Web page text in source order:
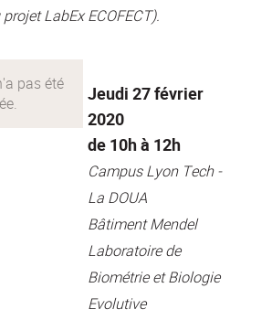
LabEx ECOFECT).
Jeudi 27 février
2020
de 10h à 12h
Campus Lyon Tech -
La DOUA
Bâtiment Mendel
Laboratoire de
Biométrie et Biologie
Evolutive